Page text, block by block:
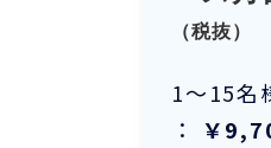
（税抜）
1～15名
：
￥